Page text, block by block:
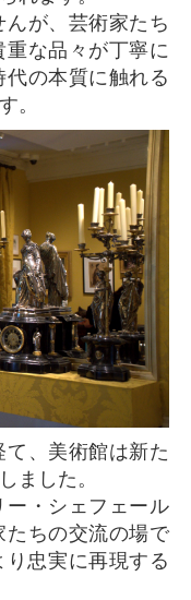
が、芸術家たち
な品々が丁寧に
の本質に触れる
。
ました。
・シェフェール
ちの交流の場で
り忠実に再現する